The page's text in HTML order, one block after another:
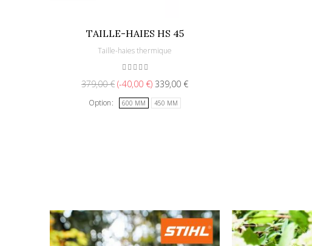
TAILLE-HAIES HS 45
Taille-haies thermique
379,00 € -40,00 € 339,00 €
Option 600 MM 450 MM